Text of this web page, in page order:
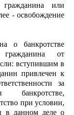
гражданина или
- освобождение
о банкротстве
гражданина от
вступившим в
привлечен к
за
при условии,
в данном деле о